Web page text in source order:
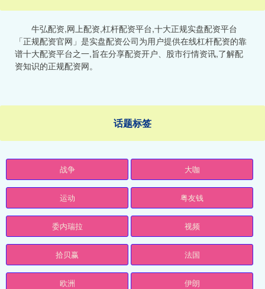
牛弘配资,网上配资,杠杆配资平台,十大正规实盘配资平台
「正规配资官网」是实盘配资公司为用户提供在线杠杆配资的靠
谱十大配资平台之一,旨在分享配资开户、股市行情资讯,了解配
资知识的正规配资网。
话题标签
战争 大咖
运动 粤友钱
委内瑞拉 视频
拾贝赢 法国
欧洲 伊朗